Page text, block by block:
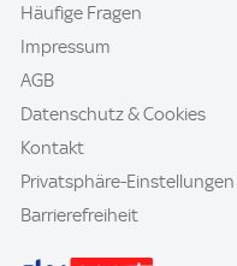
Häufige Fragen
Impressum
AGB
Datenschutz & Cookies
Kontakt
Privatsphäre-Einstellungen
Barrierefreiheit